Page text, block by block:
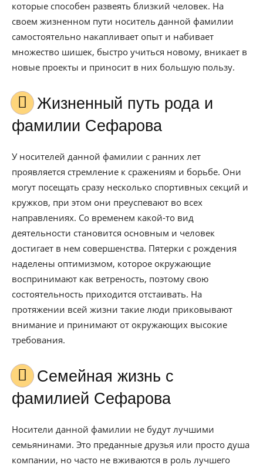
которые способен развеять близкий человек. На
своем жизненном пути носитель данной фамилии
самостоятельно накапливает опыт и набивает
множество шишек, быстро учиться новому, вникает в
новые проекты и приносит в них большую пользу.
Жизненный путь рода и
фамилии Сефарова
У носителей данной фамилии с ранних лет
проявляется стремление к сражениям и борьбе. Они
могут посещать сразу несколько спортивных секций и
кружков, при этом они преуспевают во всех
направлениях. Со временем какой-то вид
деятельности становится основным и человек
достигает в нем совершенства. Пятерки с рождения
наделены оптимизмом, которое окружающие
воспринимают как ветреность, поэтому свою
состоятельность приходится отстаивать. На
протяжении всей жизни такие люди приковывают
внимание и принимают от окружающих высокие
требования.
Семейная жизнь с
фамилией Сефарова
Носители данной фамилии не будут лучшими
семьянинами. Это преданные друзья или просто душа
компании, но часто не вживаются в роль лучшего